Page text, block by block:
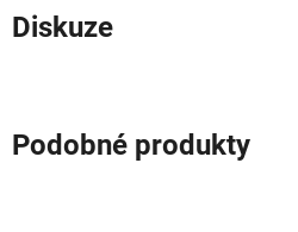
Diskuze
Podobné produkty